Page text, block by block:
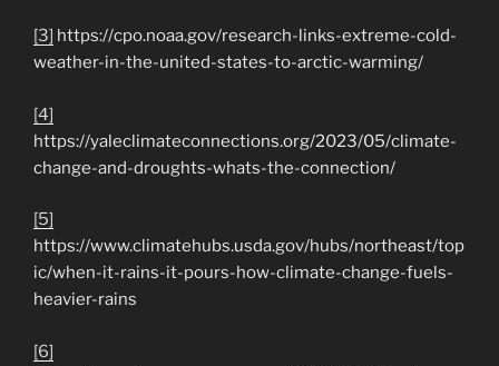
[3] https://cpo.noaa.gov/research-links-extreme-cold-
weather-in-the-united-states-to-arctic-warming/
[4]
https://yaleclimateconnections.org/2023/05/climate-
change-and-droughts-whats-the-connection/
[5]
https://www.climatehubs.usda.gov/hubs/northeast/top
ic/when-it-rains-it-pours-how-climate-change-fuels-
heavier-rains
[6]